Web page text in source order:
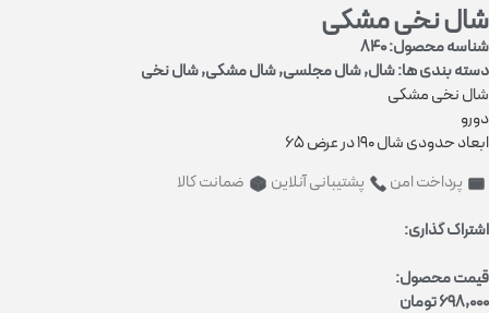
شال نخی مشکی
شناسه محصول: 840
دسته بندی ها:شال,شال مجلسی,شال مشکی,شال نخی
شال نخی مشکی
دورو
ابعاد حدودی شال 190 در عرض 65
پرداخت امن
پشتیبانی آنلاین
ضمانت کالا
اشتراک گذاری:
قیمت محصول:
698,000تومان